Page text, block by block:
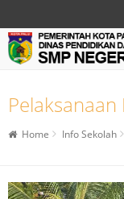
Pelaksanaan
Home Info Sekolah